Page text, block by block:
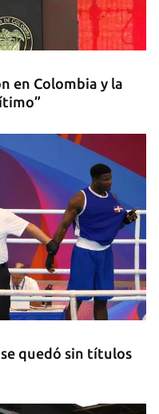
7 de agosto de
en Colombia y la
quedó sin títulos